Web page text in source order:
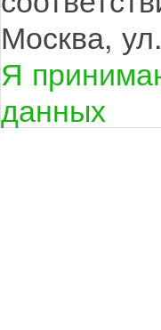
Москва,
Я
данных